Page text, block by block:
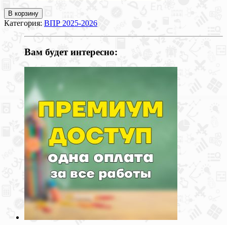
В корзину
Категория: ВПР 2025-2026
Вам будет интересно: